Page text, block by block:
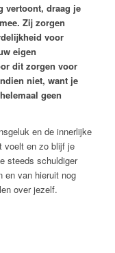
vertoont, draag je
Zij zorgen
voor
eigen
dit zorgen voor
niet, want je
geen
en de innerlijke
voelt en zo blijf je
steeds schuldiger
en van hieruit nog
over jezelf.